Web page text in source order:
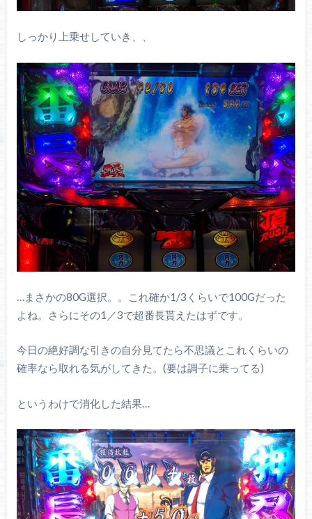
しっかり上乗せしていき、、
…まさかの80G選択。。これ確か1/3くらいで100Gだった
よね。さらにその1／3で超番長貰えたはずです。
今日の絶好調な引きの自分見てたら不思議とこれくらいの
確率なら取れる気がしてきた。(要は調子に乗ってる)
というわけで消化した結果…